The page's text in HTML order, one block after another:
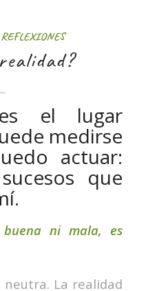
REFLEXIONES
el lugar
medirse
actuar:
que
ni mala, es
La realidad